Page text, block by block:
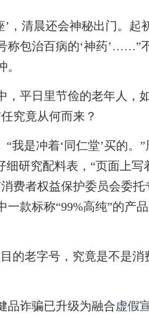
清晨还会神秘出门。起
称包治百病的‘神药’……”
平日里节俭的老年人，
究竟从何而来？
是冲着‘同仁堂’买的。”
研究配料表，“页面上写
费者权益保护委员会委托
款标称“99%高纯”的产
老字号，究竟是不是消
诈骗已升级为融合虚假